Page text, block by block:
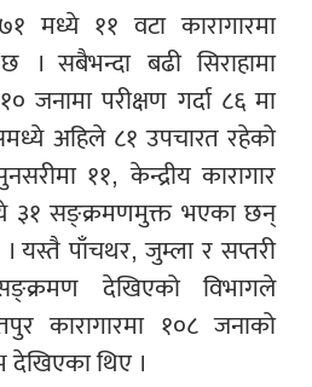
मध्ये ११ वटा कारागारमा
सबैभन्दा बढी सिराहामा
जनामा परीक्षण गर्दा ८६ मा
अहिले ८१ उपचारत रहेको
११, केन्द्रीय कारागार
३१ सङ्क्रमणमुक्त भएका छन्
यस्तै पाँचथर, जुम्ला र सप्तरी
देखिएको विभागले
कारागारमा १०८ जनाको
देखिएका थिए ।